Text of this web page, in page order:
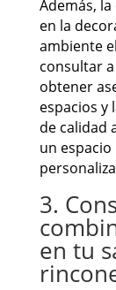
Además,
en la
ambiente
consultar
obtener
espacios y
de calidad
un
3.
en tu